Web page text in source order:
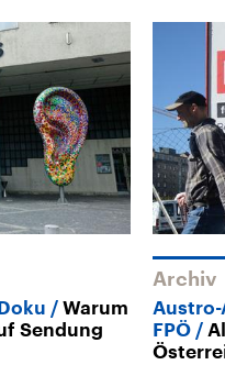
Warum
Sendung
Archiv
Austro-
FPÖ